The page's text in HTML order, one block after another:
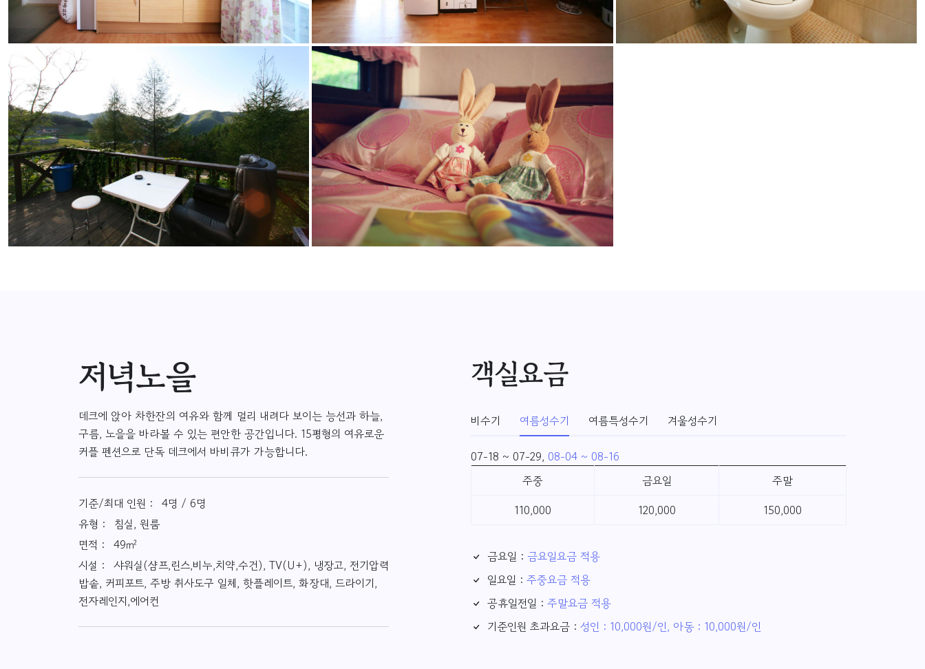
저녁노을
데크에 앉아 차한잔의 여유와 함께 멀리 내려다 보이는 능선과 하늘,
구름, 노을을 바라볼 수 있는 편안한 공간입니다. 15평형의 여유로운
커플 펜션으로 단독 데크에서 바비큐가 가능합니다.
기준/최대 인원 : 4명 / 6명
유형 :
침실, 원룸
면적 : 49㎡
시설 : 샤워실(샴프,린스,비누,치약,수건), TV(U+), 냉장고, 전기압력
밥솥, 커피포트, 주방 취사도구 일체, 핫플레이트, 화장대, 드라이기,
전자레인지,에어컨
객실요금
비수기 여름성수기 여름특성수기 겨울성수기
07-18 ~ 07-29, 08-04 ~ 08-16
주중
금요일
주말
110,000
120,000 150,000
금요일 : 금요일요금 적용
일요일 : 주중요금 적용
공휴일전일 : 주말요금 적용
기준인원 초과요금 : 성인 : 10,000원/인, 아동 : 10,000원/인